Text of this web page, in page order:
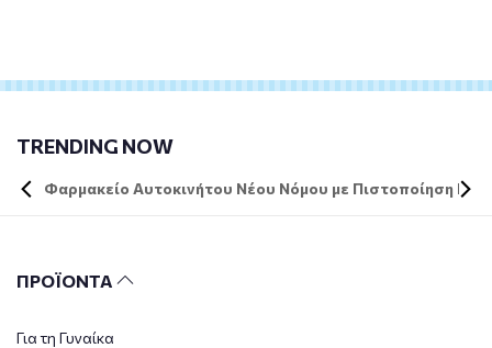
TRENDING NOW
Φαρμακείο Αυτοκινήτου Νέου Νόμου με Πιστοποίηση DIN
ΠΡΟΪΟΝΤΑ
Για τη Γυναίκα